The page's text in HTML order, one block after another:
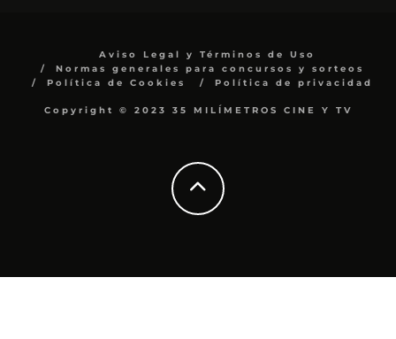
Aviso Legal y Términos de Uso
Normas generales para concursos y sorteos
Política de Cookies
Política de privacidad
Copyright © 2023 35 MILÍMETROS CINE Y TV